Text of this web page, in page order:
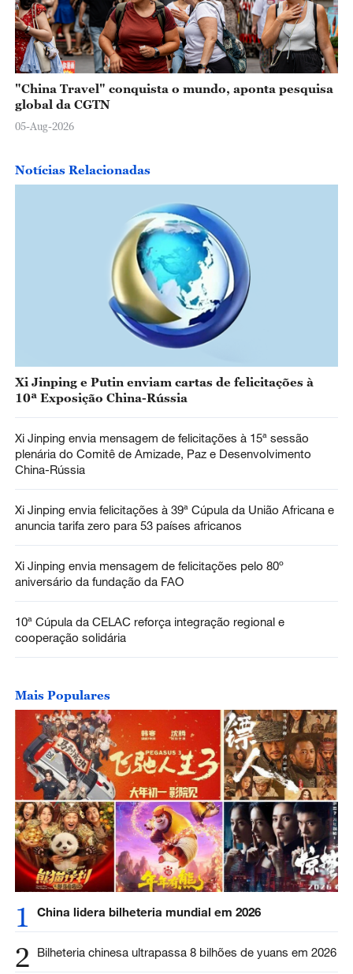
"China Travel" conquista o mundo, aponta pesquisa
global da CGTN
05-Aug-2026
Notícias Relacionadas
Xi Jinping e Putin enviam cartas de felicitações à
10ª Exposição China-Rússia
Xi Jinping envia mensagem de felicitações à 15ª sessão
plenária do Comitê de Amizade, Paz e Desenvolvimento
China-Rússia
Xi Jinping envia felicitações à 39ª Cúpula da União Africana e
anuncia tarifa zero para 53 países africanos
Xi Jinping envia mensagem de felicitações pelo 80º
aniversário da fundação da FAO
10ª Cúpula da CELAC reforça integração regional e
cooperação solidária
Mais Populares
1 China lidera bilheteria mundial em 2026
2 Bilheteria chinesa ultrapassa 8 bilhões de yuans em 2026